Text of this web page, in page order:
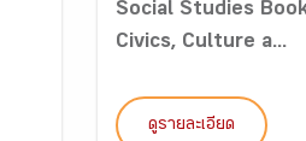
Social Studies
Civics, Culture a...
ดูรายละเอียด